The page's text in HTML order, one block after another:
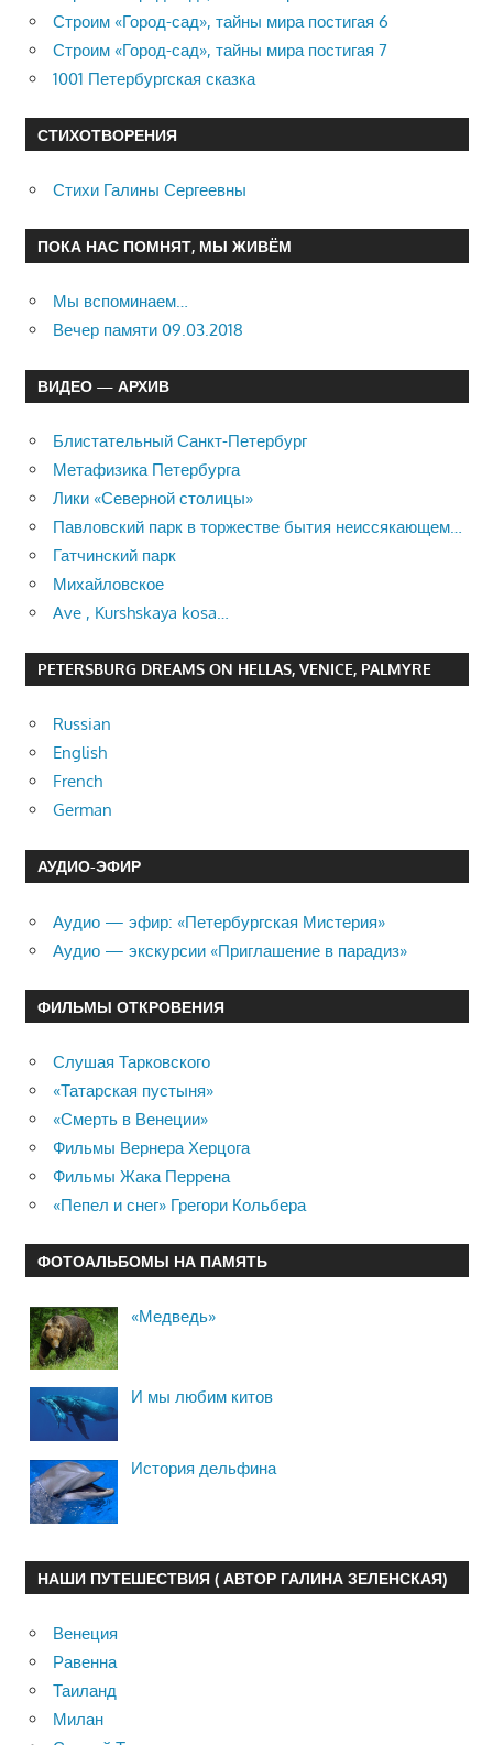
Строим «Город-сад», тайны мира постигая 6
Строим «Город-сад», тайны мира постигая 7
1001 Петербургская сказка
СТИХОТВОРЕНИЯ
Стихи Галины Сергеевны
ПОКА НАС ПОМНЯТ, МЫ ЖИВЁМ
Мы вспоминаем…
Вечер памяти 09.03.2018
ВИДЕО — АРХИВ
Блистательный Санкт-Петербург
Метафизика Петербурга
Лики «Северной столицы»
Павловский парк в торжестве бытия неиссякающем…
Гатчинский парк
Михайловское
Ave , Kurshskaya kosa…
PETERSBURG DREAMS ON HELLAS, VENICE, PALMYRE
Russian
English
French
German
АУДИО-ЭФИР
Аудио — эфир: «Петербургская Мистерия»
Аудио — экскурсии «Приглашение в парадиз»
ФИЛЬМЫ ОТКРОВЕНИЯ
Слушая Тарковского
«Татарская пустыня»
«Смерть в Венеции»
Фильмы Вернера Херцога
Фильмы Жака Перрена
«Пепел и снег» Грегори Кольбера
ФОТОАЛЬБОМЫ НА ПАМЯТЬ
«Медведь»
И мы любим китов
История дельфина
НАШИ ПУТЕШЕСТВИЯ ( АВТОР ГАЛИНА ЗЕЛЕНСКАЯ)
Венеция
Равенна
Таиланд
Милан